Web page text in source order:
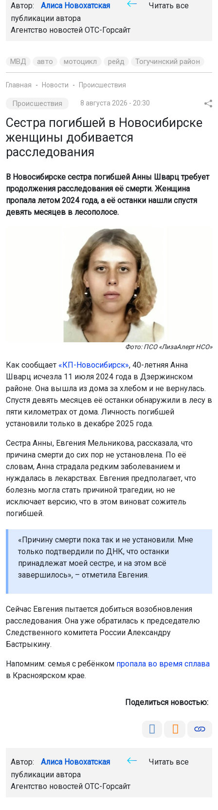
Автор: Алиса Новохатская
Читать все
публикации автора
Агентство новостей ОТС-Горсайт
МВД авто мотоцикл рейд Тогучинский район
Главная Новости Происшествия
Происшествия 8 августа 2026 - 20:30
Сестра погибшей в Новосибирске
женщины добивается
расследования
В Новосибирске сестра погибшей Анны Шварц требует
продолжения расследования её смерти. Женщина
пропала летом 2024 года, а её останки нашли спустя
девять месяцев в лесополосе.
Фото: ПСО «ЛизаАлерт НСО»
Как сообщает «КП-Новосибирск», 40-летняя Анна
Шварц исчезла 11 июля 2024 года в Дзержинском
районе. Она вышла из дома за хлебом и не вернулась.
Спустя девять месяцев её останки обнаружили в лесу в
пяти километрах от дома. Личность погибшей
установили только в декабре 2025 года.
Сестра Анны, Евгения Мельникова, рассказала, что
причина смерти до сих пор не установлена. По её
словам, Анна страдала редким заболеванием и
нуждалась в лекарствах. Евгения предполагает, что
болезнь могла стать причиной трагедии, но не
исключает версию, что в этом виноват сожитель
погибшей.
«Причину смерти пока так и не установили. Мне
только подтвердили по ДНК, что останки
принадлежат моей сестре, и на этом всё
завершилось», – отметила Евгения.
Сейчас Евгения пытается добиться возобновления
расследования. Она уже обратилась к председателю
Следственного комитета России Александру
Бастрыкину.
Напомним: семья с ребёнком пропала во время сплава
в Красноярском крае.
Поделиться новостью:
Автор: Алиса Новохатская
Читать все
публикации автора
Агентство новостей ОТС-Горсайт